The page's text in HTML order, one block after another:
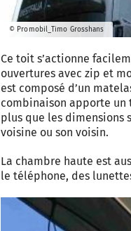
© Promobil_Timo Grosshans
Ce toit s’actionne
ouvertures avec zip et
est composé d’un
combinaison apporte un
plus que les dimensions
voisine ou son voisin.
La chambre haute est
le téléphone, des